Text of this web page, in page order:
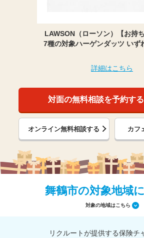
LAWSON（ローソン）【お持ち
7種の対象ハーゲンダッツ いず
詳細はこちら
対面の無料相談を予約する
オンライン無料相談する カフ
舞鶴市の対象地域
対象の地域はこちら
リクルートが提供する保険チ